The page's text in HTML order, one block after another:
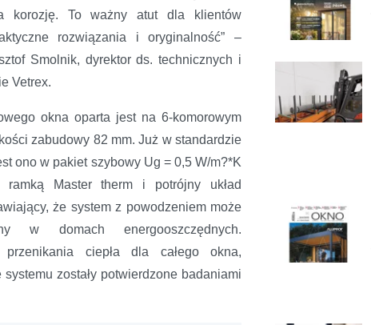
korozję. To ważny atut dla klientów
rozwiązania i oryginalność” –
Smolnik, dyrektor ds. technicznych i
Vetrex.
okna oparta jest na 6-komorowym
zabudowy 82 mm. Już w standardzie
ono w pakiet szybowy Ug = 0,5 W/m?*K
Master therm i potrójny układ
że system z powodzeniem może
w domach energooszczędnych.
przenikania ciepła dla całego okna,
zostały potwierdzone badaniami